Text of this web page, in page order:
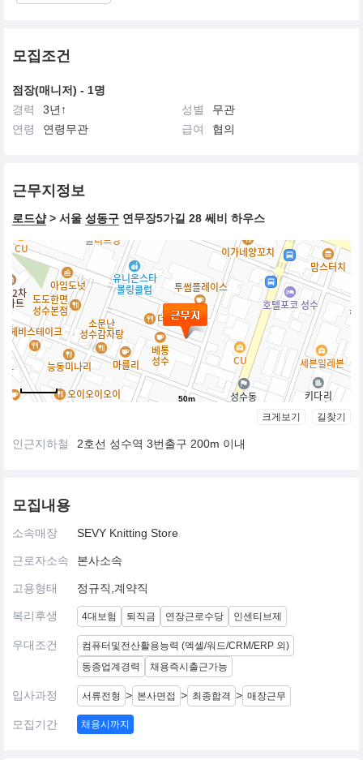
습니다.
습니다:
- 디지털 도안 플랫폼 및 튜토리얼 콘텐츠 운영
- 작가와 협업한 디자인 패키지 및 크리에이터 키트 개발
- 온라인 몰과 자체 웹 매거진, 커뮤니티 시스템 운영
- 성수동 플래그십 스토어 및 뜨개 복합문화공간 운영(2025년 7월
이러한 구조 속에서 SEVY는 뜨개인을 위한 라이프스타일 브랜드이
자, 콘텐츠 기반 커머스,
그리고 디자이너와 소비자가 함께 성장하는 문화 플랫폼으로서 자
리매김하고 있습니다.
우리는 단지 뜨개 실을 판매하는 것이 아니라,
뜨개가 삶을 바꾸는 힘이 될 수 있다고 믿고, 그 가능성을 확장해 나
갑니다.
우리가 함께하고 싶은 사람
- 브랜드와 콘텐츠, 커뮤니티의 결합에 관심이 있는 분
- 제품 너머의 가치와 이야기를 함께 만들어가고 싶은 분
- 유연하고 확장성 있는 브랜드에서 다양한 도전을 해보고 싶은 분
SEVY는 빠르게 변하는 시대 속에서,
뜨개라는 느림의 미학을 새로운 방식으로 풀어내고 있습니다.
모집조건
점장(매니저) - 1명
경력
3년↑ 성별
무관
연령
연령무관 급여 협의
근무지정보
로드샵> 서울 성동구 연무장5가길 28 쎄비 하우스
50m
크게보기 길찾기
인근지하철 2호선 성수역 3번출구 200m 이내
모집내용
소속매장 SEVY Knitting Store
근로자소속 본사소속
고용형태 정규직,계약직
복리후생 4대보험 퇴직금 연장근로수당 인센티브제
우대조건
컴퓨터및전산활용능력 (엑셀/워드/CRM/ERP 외)
동종업계경력
채용즉시출근가능
입사과정 서류전형 > 본사면접 > 최종합격 > 매장근무
모집기간 채용시까지